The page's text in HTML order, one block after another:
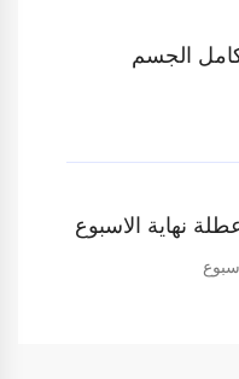
الجسم
نهاية الاسبوع